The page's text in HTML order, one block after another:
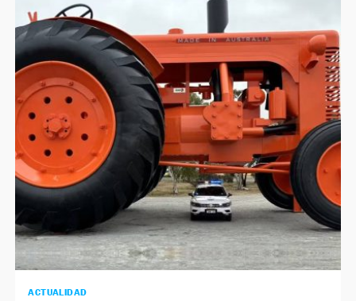
ACTUALIDAD